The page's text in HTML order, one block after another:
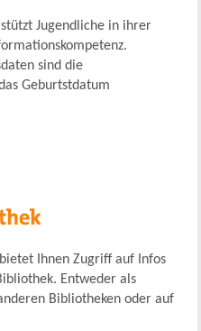
Jugendliche in ihrer
sind die
Geburtstdatum
Ihnen Zugriff auf Infos
Entweder als
Bibliotheken oder auf